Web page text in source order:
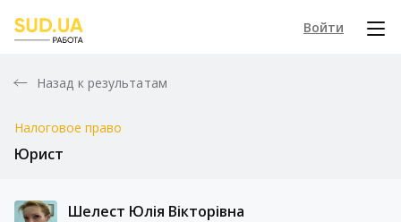
Войти
Назад к результатам
Налоговое право
Юрист
Шелест Юлія Вікторівна